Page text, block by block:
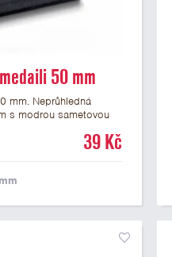
50 mm
mm. Neprůhledná
s modrou sametovou
sportovní či39 Kč
mm